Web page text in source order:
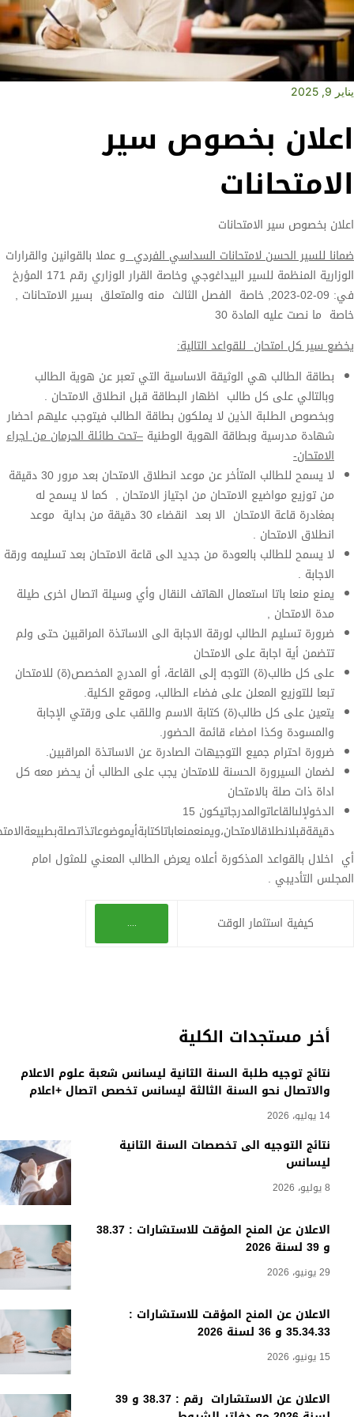
الكلية
السنة الثانية ليسانس شعبة علوم الاعلام
الثالثة ليسانس تخصص اتصال +اعلام
تخصصات السنة الثانية
الاعلان عن المنح المؤقت للاستشارات : 38.37
المؤقت للاستشارات :
الاعلان عن الاستشارات رقم : 38.37 و 39
سير
السداسي الفرديو عملا بالقوانين والقرارات
الوزارية المنظمة للسير البيداغوجي وخاصة القرار الوزاري رقم 171 المؤرخ
2023, خاصة الفصل الثالث منه والمتعلق بسير الامتحانات ,
30
التالية:
الاساسية التي تعبر عن هوية الطالب
اظهار البطاقة قبل انطلاق الامتحان .
لا يملكون بطاقة الطالب فيتوجب عليهم احضار
الهوية الوطنية–تحت طائلة الحرمان من اجراء
لا يسمح للطالب المتأخر عن موعد انطلاق الامتحان بعد مرور 30 دقيقة
من اجتياز الامتحان , كما لا يسمح له
بمغادرة قاعة الامتحان الا بعد انقضاء 30 دقيقة من بداية موعد
من جديد الى قاعة الامتحان بعد تسليمه ورقة
الهاتف النقال وأي وسيلة اتصال اخرى طيلة
الاجابة الى الاساتذة المراقبين حتى ولم
الامتحان
إلى القاعة، أو المدرج المخصص(ة) للامتحان
على فضاء الطالب، وموقع الكلية.
كتابة الاسم واللقب على ورقتي الإجابة
قائمة الحضور.
الصادرة عن الاساتذة المراقبين.
للامتحان يجب على الطالب أن يحضر معه كل
الدخولإلىالقاعاتوالمدرجاتيكون 15
أعلاه يعرض الطالب المعني للمثول امام
....